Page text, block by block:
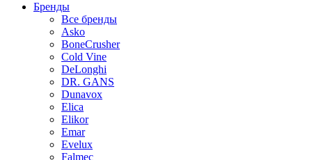
Бренды
Все бренды
Asko
BoneCrusher
Cold Vine
DeLonghi
DR. GANS
Dunavox
Elica
Elikor
Emar
Evelux
Falmec